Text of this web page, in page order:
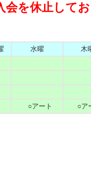
会を休止して
水曜
木
○アート ○ア